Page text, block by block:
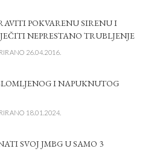
POKVARENU SIRENU I
NEPRESTANO TRUBLJENJE
26.04.2016.
I NAPUKNUTOG
18.01.2024.
SVOJ JMBG U SAMO 3